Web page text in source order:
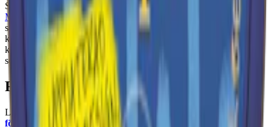
Sedan 1919 harsnuset Göteborgs Rapé
Match
, varit en central del av det svenska snuset. Den ursprungliga
smaken med ljus tobak, enbär och lavendel har då och då
kompletterats med unika smaker som Lingon och Hjortron. Snuset
kommer i prillor med olika storlekar och styrkor men finns också
som ett traditionellt lössnus
Färskt snus
Läs mer om hur du förvarar Göteborgs Rapé White Minisnus:
förvarar du snuset rätt"